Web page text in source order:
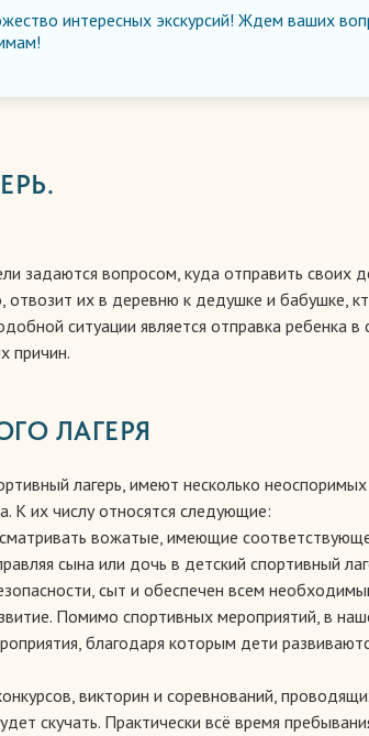
интересных экскурсий! Ждем ваших
ЛАГЕРЯ
задаются вопросом, куда отправить своих
их в деревню к дедушке и бабушке,
ситуации является отправка ребенка в
причин.
лагерь, имеют несколько
К их числу относятся следующие:
вожатые, имеющие
сына или дочь в детский спортивный
сыт и обеспечен всем
Помимо спортивных мероприятий, в
благодаря которым дети
викторин и соревнований,
скучать. Практически всё время